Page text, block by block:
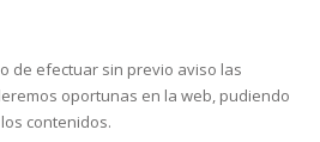
de efectuar sin previo aviso las
oportunas en la web, pudiendo
contenidos.